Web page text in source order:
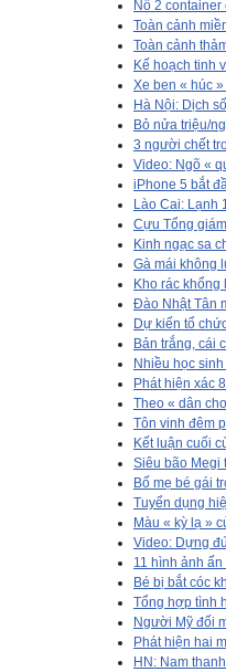
Nổ 2
Toàn cảnh
Toàn cảnh
Kế hoạch tinh
Xe ben « húc
Hà Nội: Dịch
Bỏ nửa triệu/
3 người chết
Video: Ngõ «
iPhone 5 bắt
Lào Cai: Lạnh
Cựu Tổng
Kinh ngạc sa
Gà mái không
Kho rác
Đào Nhật Tân
Dự kiến tổ
Bản trắng, cái
Nhiều học
Phát hiện xác
Theo « dân
Tôn vinh đêm
Kết luận cuối
Siêu bão Megi
Bố mẹ bé gái
Tuyển dụng
Màu « kỳ lạ »
Video: Dựng
11 hình ảnh
Bé bị bắt cóc
Tổng hợp tình
Người Mỹ đối
Phát hiện hai
HN: Nam